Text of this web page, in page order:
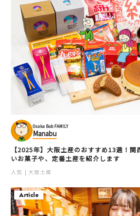
Osaka Bob FAMILY
Manabu
【2025年】大阪土産のおすすめ13選！
いお菓子や、定番土産を紹介します
人気 大阪土産
Article